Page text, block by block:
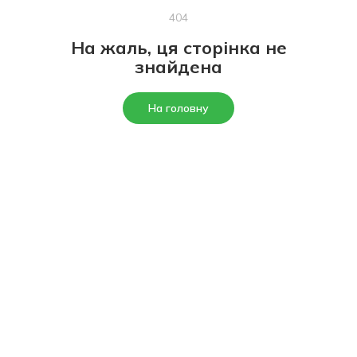
404
На жаль, ця сторінка не
знайдена
На головну